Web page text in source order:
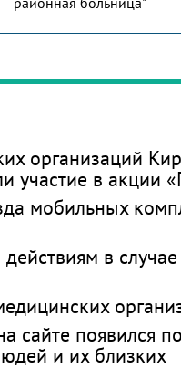
организаций
участие в акции
мобильных
в
сайте появился
и их близких